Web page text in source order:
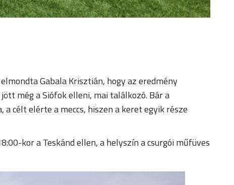
Gabala Krisztián, hogy az eredmény
még a Siófok elleni, mai találkozó. Bár a
célt elérte a meccs, hiszen a keret egyik része
kor a Teskánd ellen, a helyszín a csurgói műfüves